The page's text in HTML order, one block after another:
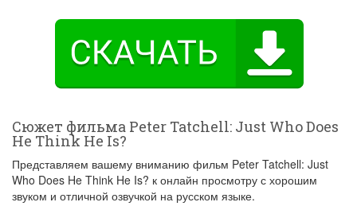
Сюжет фильма Peter Tatchell: Just Who Does
He Think He Is?
Представляем вашему вниманию фильм Peter Tatchell: Just
Who Does He Think He Is? к онлайн просмотру с хорошим
звуком и отличной озвучкой на русском языке.